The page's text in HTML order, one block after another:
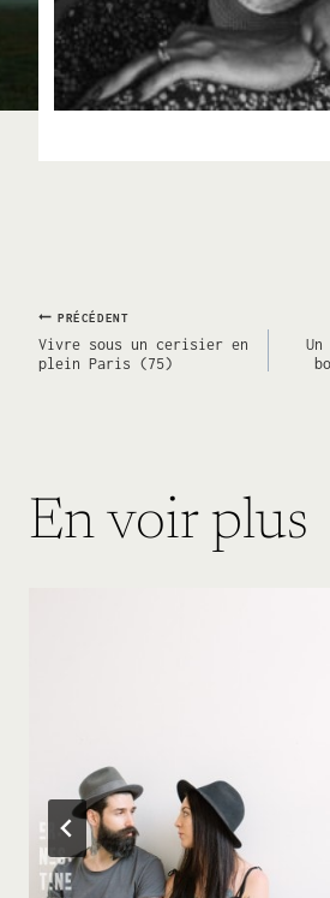
Navigation
PRÉCÉDENT
Vivre sous un cerisier en
plein Paris (75)
En voir plus